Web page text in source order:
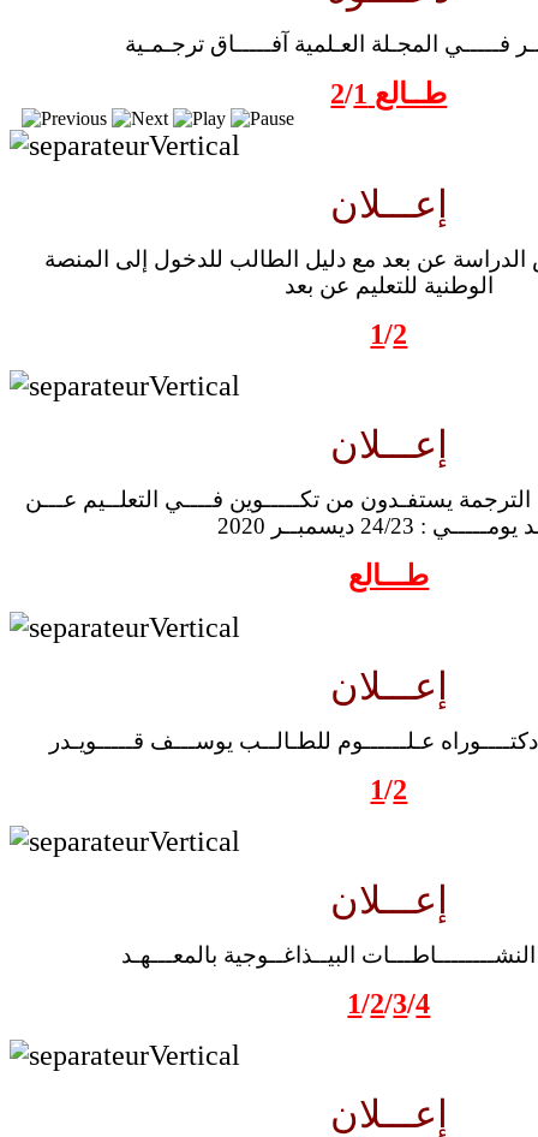
فـــــي المجـلة العـلمية آفـــــاق ترجـمـية
طــالع 2/1
إعـــلان
عن بعد مع دليل الطالب للدخول إلى المنصة
الوطنية للتعليم عن بعد
1/2
إعـــلان
الترجمة يستفـدون من تكـــــوين فــــي التعلــيم عـــن
: 24/23 ديسمبــر 2020
طـــالع
إعـــلان
عـلــــــوم للطـالــب يوســـف قـــــويـدر
1/2
إعـــلان
البيــذاغــوجية بالمعـــهـد
1/2/3/4
إعـــلان